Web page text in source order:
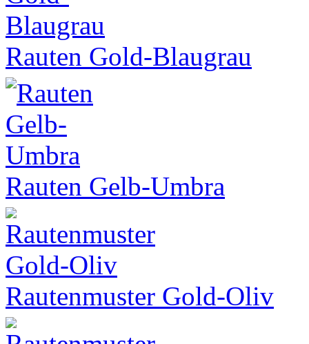
Rauten Gold-Blaugrau
Rauten Gelb-Umbra
Rautenmuster Gold-Oliv